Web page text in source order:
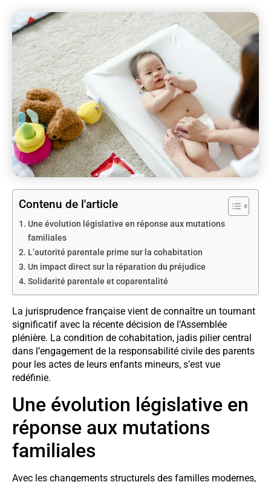
Contenu de l'article
Une évolution législative en réponse aux mutations
familiales
L’autorité parentale prime sur la cohabitation
Un impact direct sur la réparation du préjudice
Solidarité parentale et coparentalité
La jurisprudence française vient de connaître un tournant
significatif avec la récente décision de l’Assemblée
plénière. La condition de cohabitation, jadis pilier central
dans l’engagement de la responsabilité civile des parents
pour les actes de leurs enfants mineurs, s’est vue
redéfinie.
Une évolution législative en
réponse aux mutations
familiales
Avec les changements structurels des familles modernes,